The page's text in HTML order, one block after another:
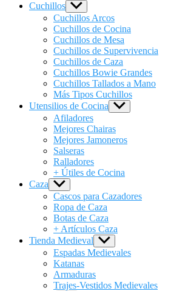
Cuchillos Show
sub
menu
Cuchillos Arcos
Cuchillos de Cocina
Cuchillos de Mesa
Cuchillos de Supervivencia
Cuchillos de Caza
Cuchillos Bowie Grandes
Cuchillos Tallados a Mano
Más Tipos Cuchillos
Utensilios de Cocina Show
sub
Afiladores
Mejores Chairas
Mejores Jamoneros
Salseras
Ralladores
+ Útiles de Cocina
Caza Show
sub
menu
Cascos para Cazadores
Ropa de Caza
Botas de Caza
+ Artículos Caza
Tienda Medieval Show
sub
menu
Espadas Medievales
Katanas
Armaduras
Trajes-Vestidos Medievales